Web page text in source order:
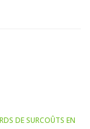
DE SURCOÛTS EN